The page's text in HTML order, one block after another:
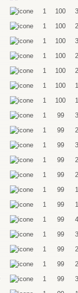
1 100
3
1 100
2
1 100
3
1 100
2
1 100
2
1 100
1
1 100
1
1 99
3
1 99
2
1 99
3
1 99
2
1 99
2
1 99
1
1 99
1
1 99
4
1 99
3
1 99
2
1 99
2
1 99
3